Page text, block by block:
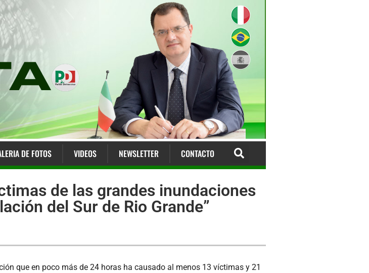
DE FOTOS VIDEOS NEWSLETTER CONTACTO
de las grandes inundaciones
del Sur de Rio Grande”
que en poco más de 24 horas ha causado al menos 13 víctimas y 21